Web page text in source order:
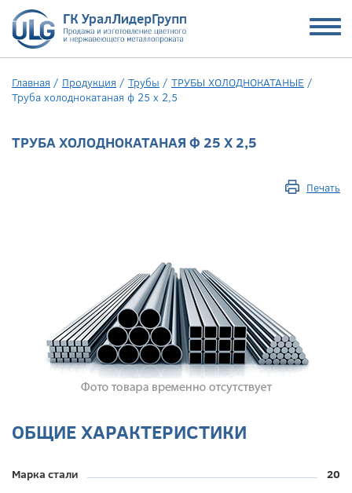
Главная / Продукция / Трубы / ТРУБЫ ХОЛОДНОКАТАНЫЕ /
Труба холоднокатаная ф 25 х 2,5
ТРУБА ХОЛОДНОКАТАНАЯ Ф 25 Х 2,5
Печать
ОБЩИЕ ХАРАКТЕРИСТИКИ
Марка стали
20